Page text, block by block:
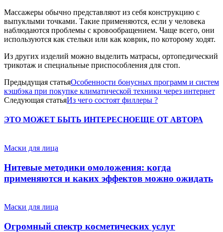
Массажеры обычно представляют из себя конструкцию с
выпуклыми точками. Такие применяются, если у человека
наблюдаются проблемы с кровообращением. Чаще всего, они
используются как стельки или как коврик, по которому ходят.
Из других изделий можно выделить матрасы, ортопедический
трикотаж и специальные приспособления для стоп.
Предыдущая статьяОсобенности бонусных программ и систем
кэшбэка при покупке климатической техники через интернет
Следующая статьяИз чего состоят филлеры ?
ЭТО МОЖЕТ БЫТЬ ИНТЕРЕСНОЕЩЕ ОТ АВТОРА
Маски для лица
Нитевые методики омоложения: когда
применяются и каких эффектов можно ожидать
Маски для лица
Огромный спектр косметических услуг